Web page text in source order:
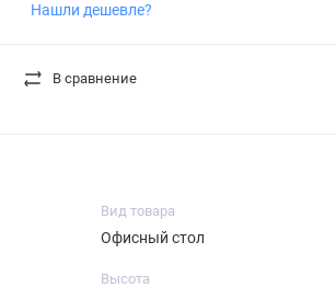
Нашли дешевле?
В сравнение
Вид товара
Офисный стол
Высота